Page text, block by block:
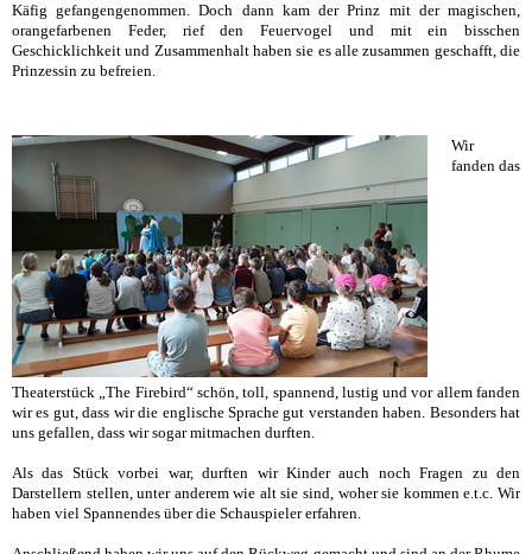
Käfig gefangengenommen. Doch dann kam der Prinz mit der magischen,
orangefarbenen Feder, rief den Feuervogel und mit ein bisschen
Geschicklichkeit und Zusammenhalt haben sie es alle zusammen geschafft, die
Prinzessin zu befreien.
Wir
fanden das
Theaterstück „The Firebird“ schön, toll, spannend, lustig und vor allem fanden
wir es gut, dass wir die englische Sprache gut verstanden haben. Besonders hat
uns gefallen, dass wir sogar mitmachen durften.
Als das Stück vorbei war, durften wir Kinder auch noch Fragen zu den
Darstellern stellen, unter anderem wie alt sie sind, woher sie kommen e.t.c. Wir
haben viel Spannendes über die Schauspieler erfahren.